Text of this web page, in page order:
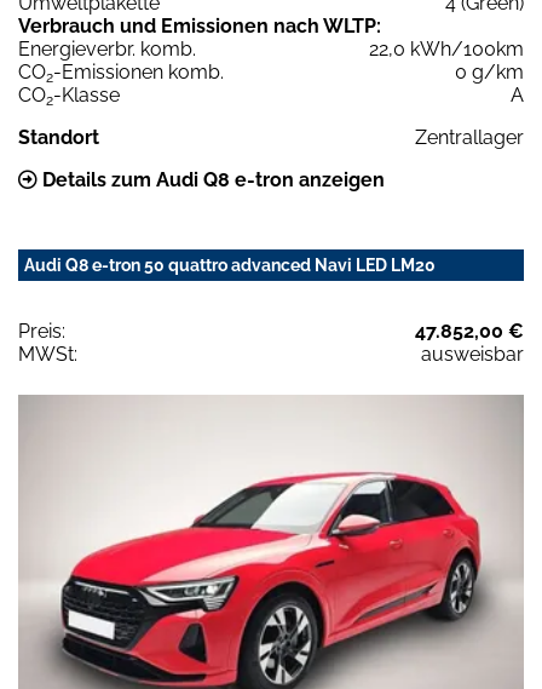
Verbrauch und Emissionen nach WLTP:
Energieverbr. komb.
22,0 kWh/100km
CO2-Emissionen komb.
0 g/km
CO2-Klasse
A
Standort
Zentrallager
Details zum Audi Q8 e-tron anzeigen
Audi Q8 e-tron 50 quattro advanced Navi LED LM20
Preis:
47.852,00 €
MWSt:
ausweisbar